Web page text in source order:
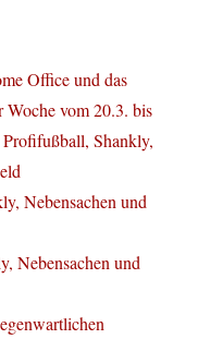
Office und das
Woche vom 20.3. bis
Shankly,
Nebensachen und
Nebensachen und